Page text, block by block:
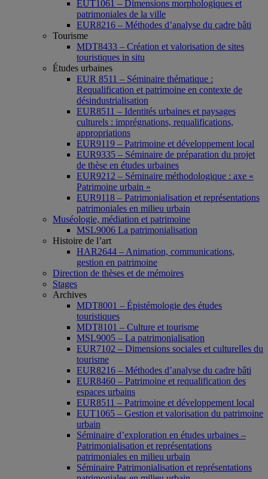
EUT1061 – Dimensions morphologiques et
patrimoniales de la ville
EUR8216 – Méthodes d’analyse du cadre bâti
Tourisme
MDT8433 – Création et valorisation de sites
touristiques in situ
Études urbaines
EUR 8511 – Séminaire thématique :
Requalification et patrimoine en contexte de
désindustrialisation
EUR8511 – Identités urbaines et paysages
culturels : imprégnations, requalifications,
appropriations
EUR9119 – Patrimoine et développement local
EUR9335 – Séminaire de préparation du projet
de thèse en études urbaines
EUR9212 – Séminaire méthodologique : axe «
Patrimoine urbain »
EUR9118 – Patrimonialisation et représentations
patrimoniales en milieu urbain
Muséologie, médiation et patrimoine
MSL9006 La patrimonialisation
Histoire de l’art
HAR2644 – Animation, communications,
gestion en patrimoine
Direction de thèses et de mémoires
Stages
Archives
MDT8001 – Épistémologie des études
touristiques
MDT8101 – Culture et tourisme
MSL9005 – La patrimonialisation
EUR7102 – Dimensions sociales et culturelles du
tourisme
EUR8216 – Méthodes d’analyse du cadre bâti
EUR8460 – Patrimoine et requalification des
espaces urbains
EUR8511 – Patrimoine et développement local
EUT1065 – Gestion et valorisation du patrimoine
urbain
Séminaire d’exploration en études urbaines –
Patrimonialisation et représentations
patrimoniales en milieu urbain
Séminaire Patrimonialisation et représentations